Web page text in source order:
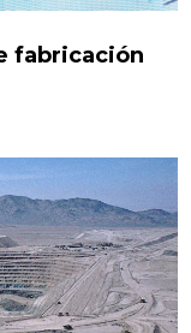
fabricación